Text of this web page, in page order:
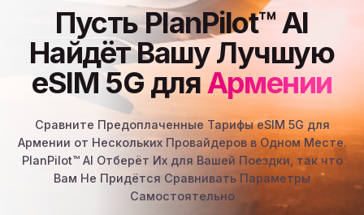
Пусть PlanPilot™ AI
Найдёт Вашу Лучшую
eSIM 5G дляАрмении
Сравните Предоплаченные Тарифы eSIM 5G для
Армении от Нескольких Провайдеров в Одном Месте.
PlanPilot™ AI Отберёт Их для Вашей Поездки, так что
Вам Не Придётся Сравнивать Параметры
Самостоятельно